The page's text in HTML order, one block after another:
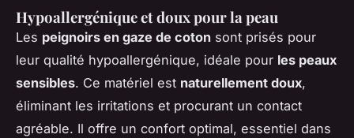
Hypoallergénique et doux pour la peau
Les peignoirs en gaze de coton sont prisés pour
leur qualité hypoallergénique, idéale pour les peaux
sensibles. Ce matériel est naturellement doux,
éliminant les irritations et procurant un contact
agréable. Il offre un confort optimal, essentiel dans